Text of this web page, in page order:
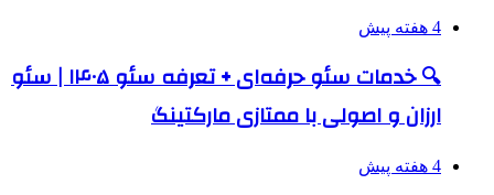
4 هفته پیش
🔍 خدمات سئو حرفه‌ای + تعرفه سئو ۱۴۰۵ | سئو
ارزان و اصولی با ممتازی مارکتینگ
4 هفته پیش